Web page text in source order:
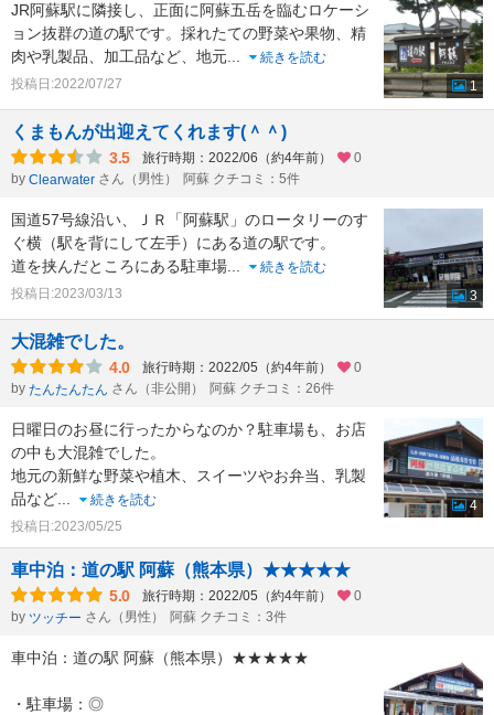
JR阿蘇駅に隣接し、正面に阿蘇五岳を臨むロケーシ
ョン抜群の道の駅です。採れたての野菜や果物、精
肉や乳製品、加工品など、地元...
続きを読む
投稿日:2022/07/27
1
くまもんが出迎えてくれます(＾＾)
3.5 旅行時期：2022/06（約4年前）
0
by Clearwater さん（男性） 阿蘇 クチコミ：5件
国道57号線沿い、ＪＲ「阿蘇駅」のロータリーのす
ぐ横（駅を背にして左手）にある道の駅です。
道を挟んだところにある駐車場...
続きを読む
投稿日:2023/03/13
3
大混雑でした。
4.0 旅行時期：2022/05（約4年前）
0
by たんたんたん さん（非公開） 阿蘇 クチコミ：26件
日曜日のお昼に行ったからなのか？駐車場も、お店
の中も大混雑でした。
地元の新鮮な野菜や植木、スイーツやお弁当、乳製
品など...
続きを読む
投稿日:2023/05/25
4
車中泊：道の駅 阿蘇（熊本県）★★★★★
5.0 旅行時期：2022/05（約4年前）
0
by ツッチー さん（男性） 阿蘇 クチコミ：3件
車中泊：道の駅 阿蘇（熊本県）★★★★★
・駐車場：◎